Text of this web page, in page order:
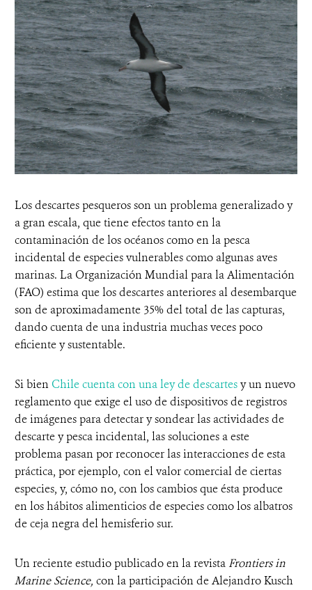
Los descartes pesqueros son un problema generalizado y
a gran escala, que tiene efectos tanto en la
contaminación de los océanos como en la pesca
incidental de especies vulnerables como algunas aves
marinas. La Organización Mundial para la Alimentación
(FAO) estima que los descartes anteriores al desembarque
son de aproximadamente 35% del total de las capturas,
dando cuenta de una industria muchas veces poco
eficiente y sustentable.
Si bien Chile cuenta con una ley de descartesy un nuevo
reglamento que exige el uso de dispositivos de registros
de imágenes para detectar y sondear las actividades de
descarte y pesca incidental, las soluciones a este
problema pasan por reconocer las interacciones de esta
práctica, por ejemplo, con el valor comercial de ciertas
especies, y, cómo no, con los cambios que ésta produce
en los hábitos alimenticios de especies como los albatros
de ceja negra del hemisferio sur.
Un reciente estudio publicado en la revista Frontiers in
Marine Science, con la participación de Alejandro Kusch